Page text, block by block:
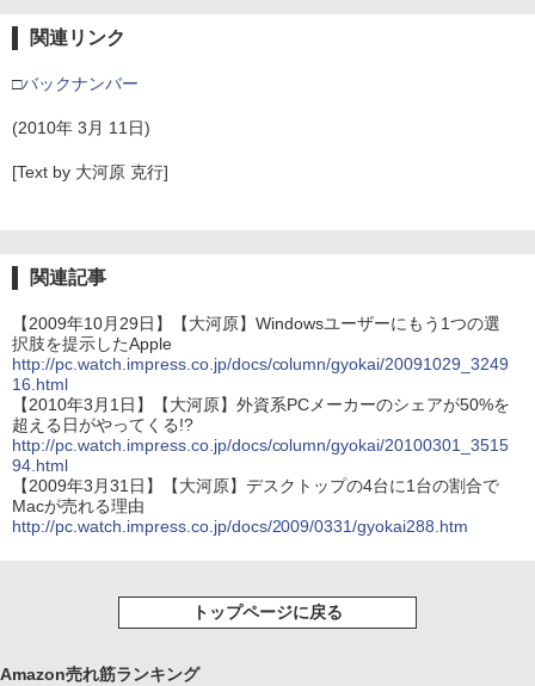
関連リンク
□バックナンバー
(2010年 3月 11日)
[Text by 大河原 克行]
関連記事
【2009年10月29日】【大河原】Windowsユーザーにもう1つの選
択肢を提示したApple
http://pc.watch.impress.co.jp/docs/column/gyokai/20091029_3249
16.html
【2010年3月1日】【大河原】外資系PCメーカーのシェアが50%を
超える日がやってくる!?
http://pc.watch.impress.co.jp/docs/column/gyokai/20100301_3515
94.html
【2009年3月31日】【大河原】デスクトップの4台に1台の割合で
Macが売れる理由
http://pc.watch.impress.co.jp/docs/2009/0331/gyokai288.htm
トップページに戻る
Amazon売れ筋ランキング